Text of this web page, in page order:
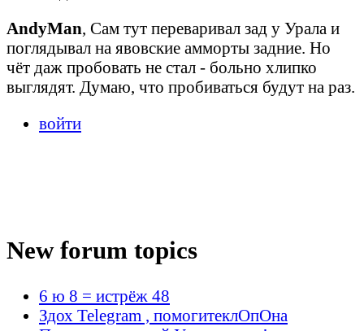
AndyMan, Сам тут переваривал зад у Урала и
поглядывал на явовские амморты задние. Но
чёт даж пробовать не стал - больно хлипко
выглядят. Думаю, что пробиваться будут на раз.
войти
New forum topics
6 ю 8 = истрёж 48
Здох Telegram , помогитеклОпОна